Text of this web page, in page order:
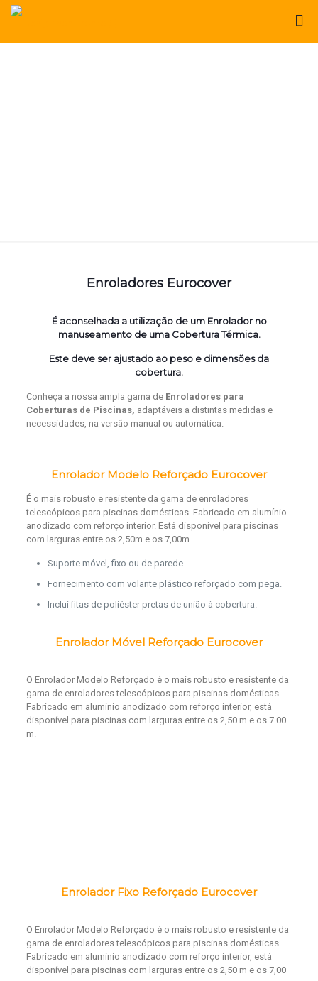
Enroladores Eurocover
É aconselhada a utilização de um Enrolador no
manuseamento de uma Cobertura Térmica.
Este deve ser ajustado ao peso e dimensões da
cobertura.
Conheça a nossa ampla gama de Enroladores para
Coberturas de Piscinas, adaptáveis a distintas medidas e
necessidades, na versão manual ou automática.
Enrolador Modelo Reforçado Eurocover
É o mais robusto e resistente da gama de enroladores
telescópicos para piscinas domésticas. Fabricado em alumínio
anodizado com reforço interior. Está disponível para piscinas
com larguras entre os 2,50m e os 7,00m.
Suporte móvel, fixo ou de parede.
Fornecimento com volante plástico reforçado com pega.
Inclui fitas de poliéster pretas de união à cobertura.
Enrolador Móvel Reforçado Eurocover
O Enrolador Modelo Reforçado é o mais robusto e resistente da
gama de enroladores telescópicos para piscinas domésticas.
Fabricado em alumínio anodizado com reforço interior, está
disponível para piscinas com larguras entre os 2,50 m e os 7.00
m.
Enrolador Fixo Reforçado Eurocover
O Enrolador Modelo Reforçado é o mais robusto e resistente da
gama de enroladores telescópicos para piscinas domésticas.
Fabricado em alumínio anodizado com reforço interior, está
disponível para piscinas com larguras entre os 2,50 m e os 7,00